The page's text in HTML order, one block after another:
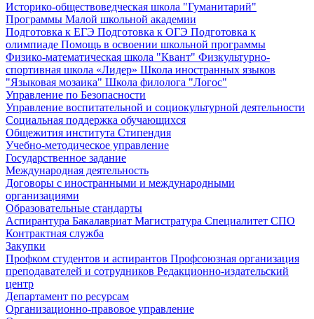
Историко-обществоведческая школа "Гуманитарий"
Программы Малой школьной академии
Подготовка к ЕГЭ Подготовка к ОГЭ Подготовка к
олимпиаде Помощь в освоении школьной программы
Физико-математическая школа "Квант" Физкультурно-
спортивная школа «Лидер» Школа иностранных языков
"Языковая мозаика" Школа филолога "Логос"
Управление по Безопасности
Управление воспитательной и социокультурной деятельности
Социальная поддержка обучающихся
Общежития института Стипендия
Учебно-методическое управление
Государственное задание
Международная деятельность
Договоры с иностранными и международными
организациями
Образовательные стандарты
Аспирантура Бакалавриат Магистратура Специалитет СПО
Контрактная служба
Закупки
Профком студентов и аспирантов Профсоюзная организация
преподавателей и сотрудников Редакционно-издательский
центр
Департамент по ресурсам
Организационно-правовое управление